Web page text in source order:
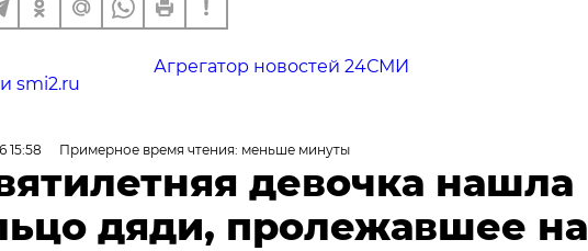
Агрегатор новостей 24СМИ
smi2.ru
15:58 Примерное время чтения: меньше минуты
девочка нашла
дяди, пролежавшее на